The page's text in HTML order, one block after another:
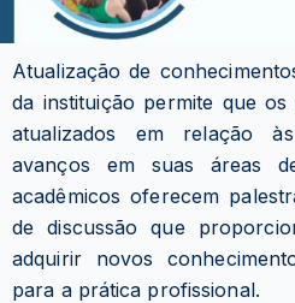
Atualização de
da instituição permite que
atualizados em relação
avanços em suas áreas
acadêmicos oferecem
de discussão que
adquirir novos
para a prática profissional.